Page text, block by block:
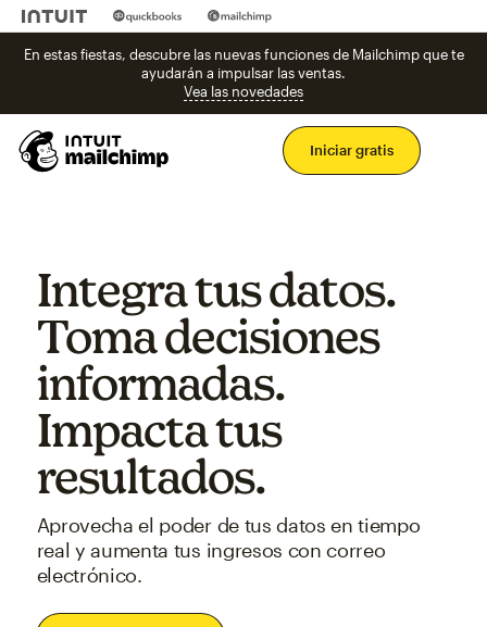
En estas fiestas, descubre las nuevas funciones de Mailchimp que te
ayudarán a impulsar las ventas.
Vea las novedades
Iniciar gratis
Integra tus datos.
Toma decisiones
informadas.
Impacta tus
resultados.
Aprovecha el poder de tus datos en tiempo
real y aumenta tus ingresos con correo
electrónico.